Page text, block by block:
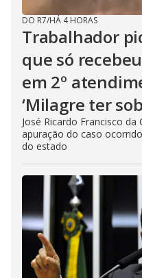
DO R7/HÁ 4 HORAS
Trabalhador
que só
em 2º
‘Milagre ter
José Ricardo Francisco
apuração do caso
do estado